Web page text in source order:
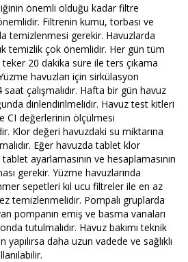
önemli olduğu kadar filtre
Filtrenin kumu, torbası ve
temizlenmesi gerekir. Havuzlarda
temizlik çok önemlidir. Her gün tüm
20 dakika süre ile ters çıkama
Yüzme havuzları için sirkülasyon
saat çalışmalıdır. Hafta bir gün havuz
dinlendirilmelidir. Havuz test kitleri
CI değerlerinin ölçülmesi
Klor değeri havuzdaki su miktarına
Eğer havuzda tablet klor
tablet ayarlamasının ve hesaplamasının
gerekir. Yüzme havuzlarında
sepetleri kıl ucu filtreler ile en az
temizlenmelidir. Pompalı gruplarda
pompanın emiş ve basma vanaları
tutulmalıdır. Havuz bakımı teknik
yapılırsa daha uzun vadede ve sağlıklı